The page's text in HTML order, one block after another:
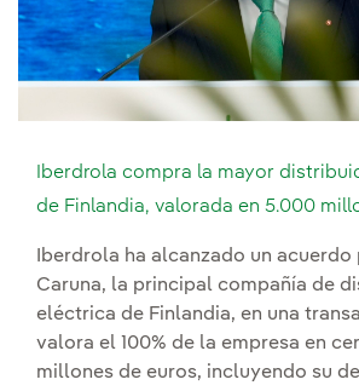
Iberdrola compra la mayor
de Finlandia, valorada en 5.000
Iberdrola ha alcanzado un acuerdo
Caruna, la principal compañía de
eléctrica de Finlandia, en una
valora el 100% de la empresa en
millones de euros, incluyendo su